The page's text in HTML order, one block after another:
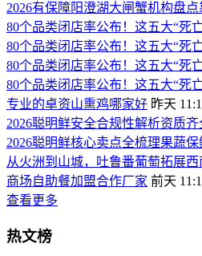
2026有保障阳澄湖大闸蟹机构盘
80个品类闭店率公布！这五大“死
80个品类闭店率公布！这五大“死
80个品类闭店率公布！这五大“死
80个品类闭店率公布！这五大“死
专业的卓资山熏鸡哪家好 昨天
2026聪明鲜安全合规性解析资质
2026聪明鲜核心卖点全梳理果蔬
从火洲到山城，吐鲁番葡萄拓展
商场自助餐加盟合作厂家 前天
查看更多
热文榜